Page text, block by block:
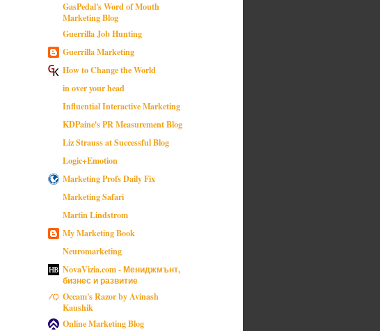
GasPedal's Word of Mouth
Marketing Blog
Guerrilla Job Hunting
Guerrilla Marketing
How to Change the World
in over your head
Influential Interactive Marketing
KDPaine's PR Measurement Blog
Liz Strauss at Successful Blog
Logic+Emotion
Marketing Profs Daily Fix
Marketing Safari
Martin Lindstrom
My Marketing Book
Neuromarketing
NovaVizia.com - Мениджмънт,
бизнес и развитие
Occam's Razor by Avinash
Kaushik
Online Marketing Blog